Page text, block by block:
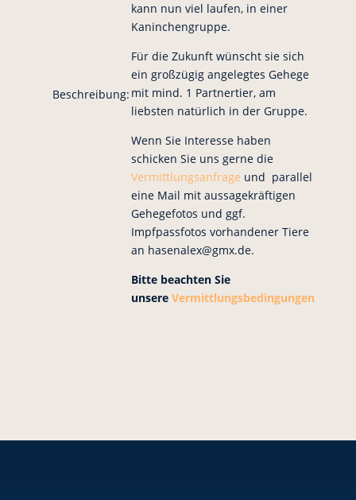
Beschreibung:
kann nun viel laufen, in einer
Kaninchengruppe.
Für die Zukunft wünscht sie sich
ein großzügig angelegtes Gehege
mit mind. 1 Partnertier, am
liebsten natürlich in der Gruppe.
Wenn Sie Interesse haben
schicken Sie uns gerne die
Vermittlungsanfrage und parallel
eine Mail mit aussagekräftigen
Gehegefotos und ggf.
Impfpassfotos vorhandener Tiere
an hasenalex@gmx.de.
Bitte beachten Sie
unsere Vermittlungsbedingungen